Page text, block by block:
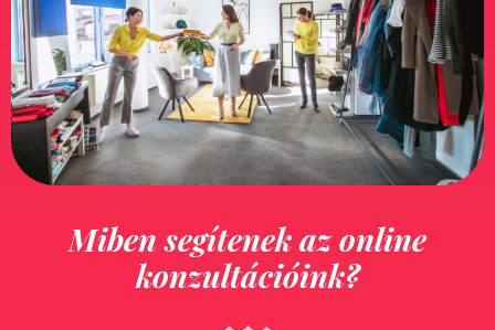
Miben segítenek az online
konzultációink?